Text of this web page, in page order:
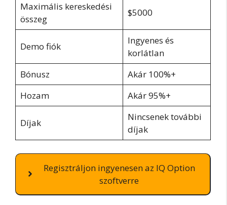
Maximális kereskedési
összeg
$5000
Demo fiók
Ingyenes és
korlátlan
Bónusz
Akár 100%+
Hozam
Akár 95%+
Díjak
Nincsenek további
díjak
Regisztráljon ingyenesen az IQ Option
szoftverre